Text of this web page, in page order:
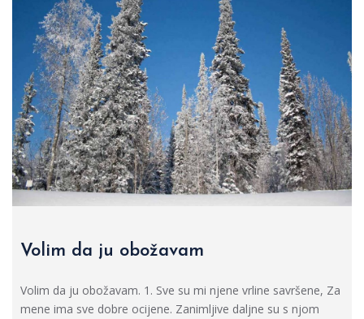
Volim da ju obožavam
Volim da ju obožavam. 1. Sve su mi njene vrline savršene, Za
mene ima sve dobre ocijene. Zanimljive daljne su s njom